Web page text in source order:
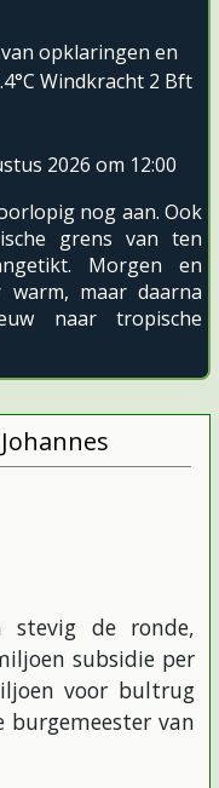
opklaringen en
Windkracht 2 Bft
2026 om 12:00
nog aan. Ook
grens van ten
Morgen en
maar daarna
naar tropische
stevig de ronde,
subsidie per
voor bultrug
burgemeester van